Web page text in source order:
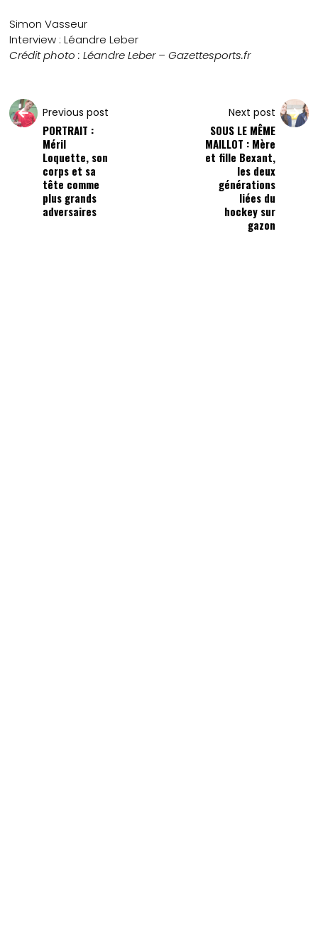
Simon Vasseur
Interview : Léandre Leber
Crédit photo : Léandre Leber – Gazettesports.fr
Previous post
PORTRAIT :
Méril
Loquette, son
corps et sa
tête comme
plus grands
adversaires
Next post
SOUS LE MÊME
MAILLOT : Mère
et fille Bexant,
les deux
générations
liées du
hockey sur
gazon